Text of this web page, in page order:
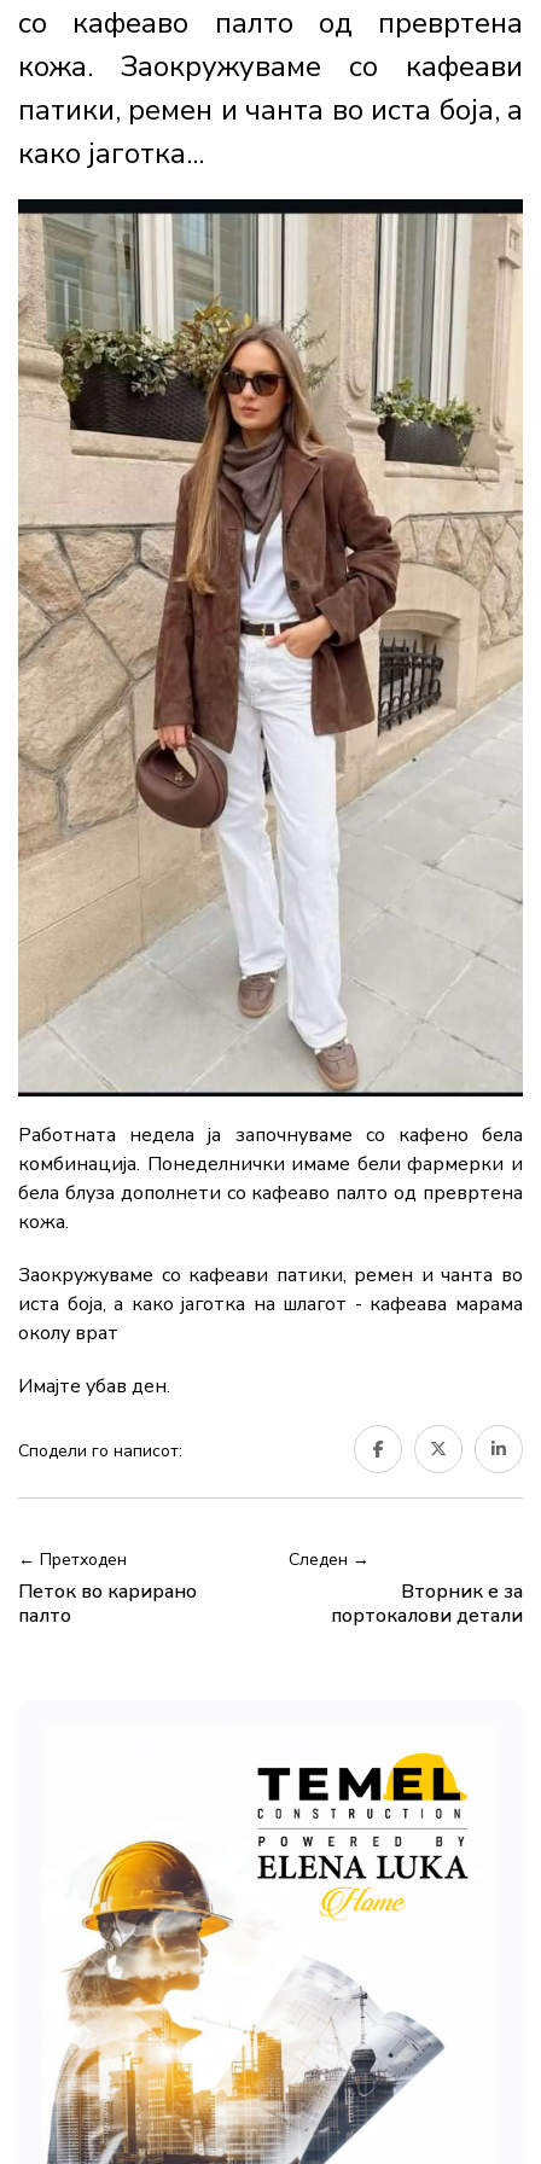
со кафеаво палто од превртена
кожа. Заокружуваме со кафеави
патики, ремен и чанта во иста боја, а
како јаготка...
Работната недела ја започнуваме со кафено бела
комбинација. Понеделнички имаме бели фармерки и
бела блуза дополнети со кафеаво палто од превртена
кожа.
Заокружуваме со кафеави патики, ремен и чанта во
иста боја, а како јаготка на шлагот - кафеава марама
околу врат
Имајте убав ден.
Сподели го написот:
← Претходен
Петок во карирано
палто
Следен →
Вторник е за
портокалови детали